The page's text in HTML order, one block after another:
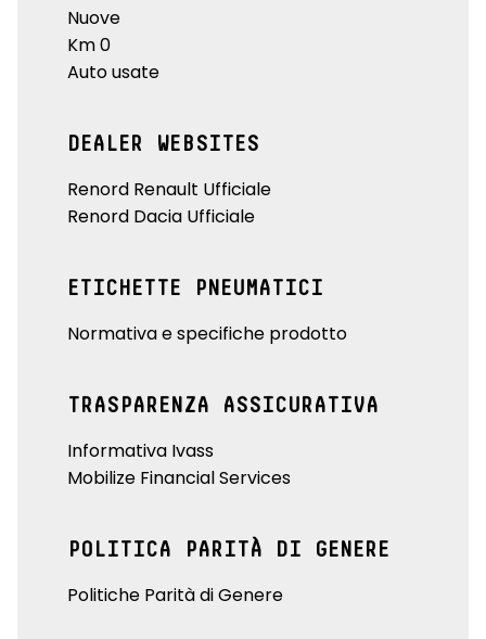
Nuove
Km 0
Auto usate
DEALER WEBSITES
Renord Renault Ufficiale
Renord Dacia Ufficiale
ETICHETTE PNEUMATICI
Normativa e specifiche prodotto
TRASPARENZA ASSICURATIVA
Informativa Ivass
Mobilize Financial Services
POLITICA PARITÀ DI GENERE
Politiche Parità di Genere